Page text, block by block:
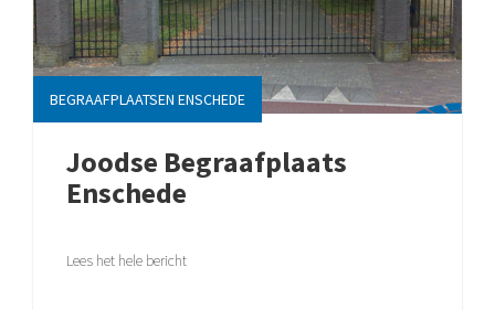
BEGRAAFPLAATSEN ENSCHEDE
Joodse Begraafplaats
Enschede
Lees het hele bericht